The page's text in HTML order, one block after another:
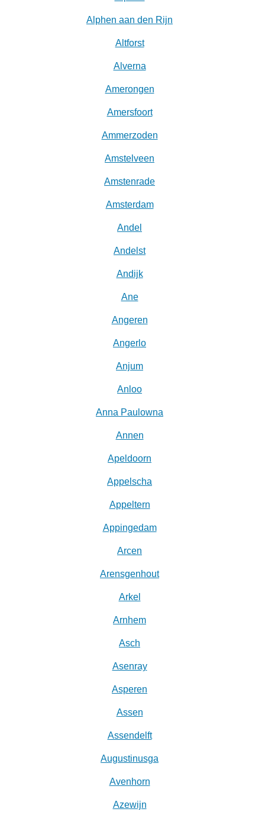
Alphen aan den Rijn
Altforst
Alverna
Amerongen
Amersfoort
Ammerzoden
Amstelveen
Amstenrade
Amsterdam
Andel
Andelst
Andijk
Ane
Angeren
Angerlo
Anjum
Anloo
Anna Paulowna
Annen
Apeldoorn
Appelscha
Appeltern
Appingedam
Arcen
Arensgenhout
Arkel
Arnhem
Asch
Asenray
Asperen
Assen
Assendelft
Augustinusga
Avenhorn
Azewijn